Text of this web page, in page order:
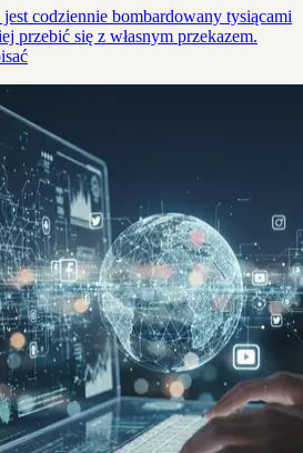
codziennie bombardowany tysiącami
przebić się z własnym przekazem.